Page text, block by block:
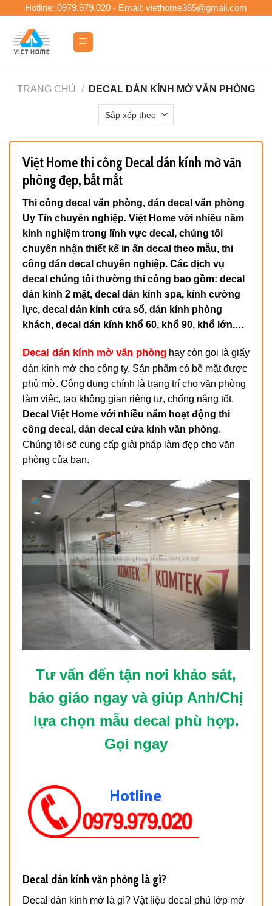
content
Hotline: 0979.979.020 - Email: viethome365@gmail.com
TRANG CHỦ / DECAL DÁN KÍNH MỜ VĂN PHÒNG
Việt Home thi công Decal dán kính mờ văn
phòng đẹp, bắt mắt
Thi công decal văn phòng, dán decal văn phòng
Uy Tín chuyên nghiệp. Việt Home với nhiều năm
kinh nghiệm trong lĩnh vực decal, chúng tôi
chuyên nhận thiết kế in ấn decal theo mẫu, thi
công dán decal chuyên nghiệp. Các dịch vụ
decal chúng tôi thường thi công bao gồm: decal
dán kính 2 mặt, decal dán kính spa, kính cường
lực, decal dán kính cửa sổ, dán kính phòng
khách, decal dán kính khổ 60, khổ 90, khổ lớn,…
Decal dán kính mờ văn phòng hay còn gọi là giấy
dán kính mờ cho công ty. Sản phẩm có bề mặt được
phủ mờ. Công dụng chính là trang trí cho văn phòng
làm việc, tạo không gian riêng tư, chống nắng tốt.
Decal Việt Home với nhiều năm hoạt động thi
công decal, dán decal cửa kính văn phòng.
Chúng tôi sẽ cung cấp giải pháp làm đẹp cho văn
phòng của bạn.
Tư vấn đến tận nơi khảo sát,
báo giáo ngay và giúp Anh/Chị
lựa chọn mẫu decal phù hợp.
Gọi ngay
Decal dán kính văn phòng là gì?
Decal dán kính mờ là gì? Vật liệu decal phủ lớp mờ